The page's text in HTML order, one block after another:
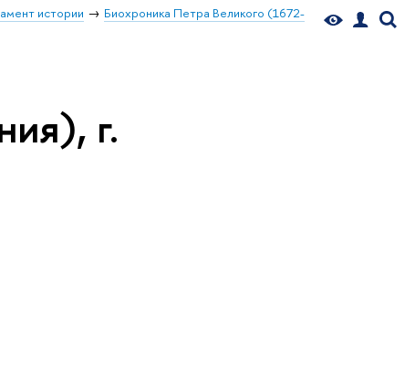
истории
Биохроника Петра Великого (1672-
г.